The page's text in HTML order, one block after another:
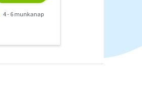
4 - 6 munkanap